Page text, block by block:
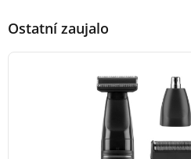
Ostatní zaujalo